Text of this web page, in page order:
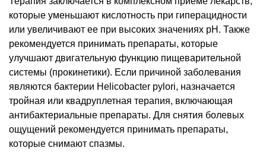
которые уменьшают кислотность при гиперацидности
или увеличивают ее при высоких значениях рН. Также
рекомендуется принимать препараты, которые
улучшают двигательную функцию пищеварительной
системы (прокинетики). Если причиной заболевания
являются бактерии Helicobacter pylori, назначается
тройная или квадруплетная терапия, включающая
антибактериальные препараты. Для снятия болевых
ощущений рекомендуется принимать препараты,
которые снимают спазмы.